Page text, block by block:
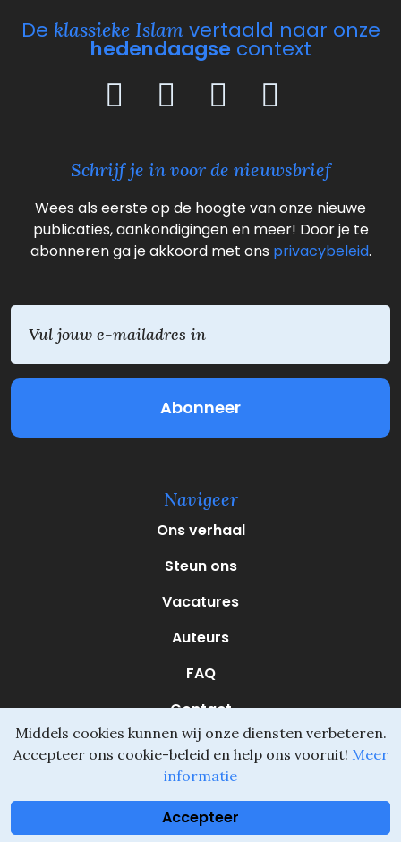
De klassieke Islamvertaald naar onze
hedendaagse context
Schrijf je in voor de nieuwsbrief
Wees als eerste op de hoogte van onze nieuwe
publicaties, aankondigingen en meer! Door je te
abonneren ga je akkoord met ons privacybeleid.
m
i
l
V
i
t
Navigeer
Ons verhaal
Steun ons
Vacatures
Auteurs
FAQ
Contact
Middels cookies kunnen wij onze diensten verbeteren.
Accepteer ons cookie-beleid en help ons vooruit! Meer
informatie
Accepteer